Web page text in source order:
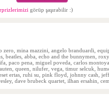
görüp şaşırabilir :)
mina mazzini, angelo branduardi,
beatles, abba, echo and the bunnymen,
paco pena, miguel poveda, carlos
queen, nilufer, vega, timur selcuk,
ertas, ruhi su, pink floyd, johnny cash,
dave brubeck quartet, ilhan ersahin,